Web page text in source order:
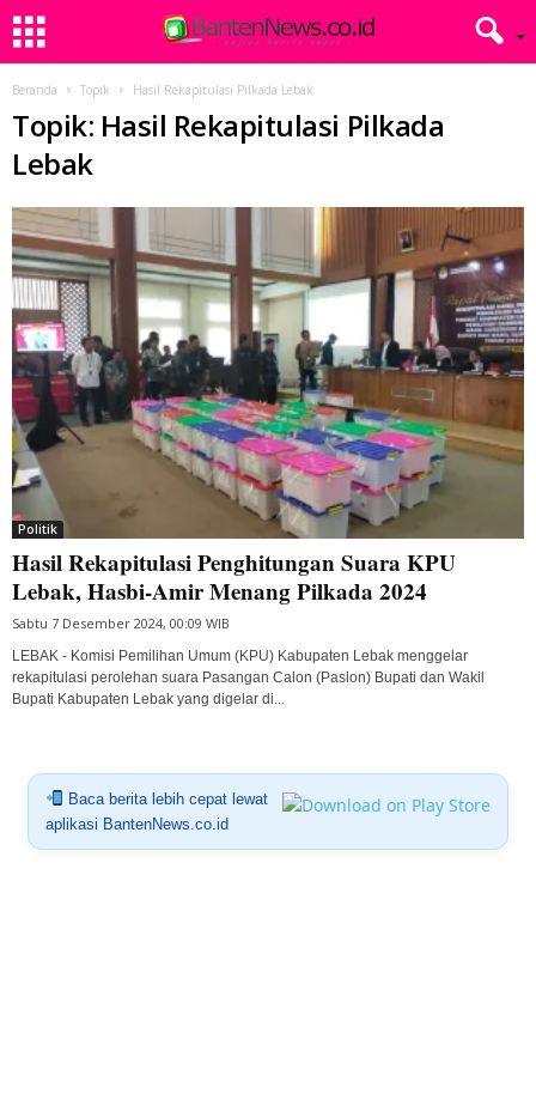
Beranda Topik Hasil Rekapitulasi Pilkada Lebak
Topik: Hasil Rekapitulasi Pilkada
Lebak
Politik
Hasil Rekapitulasi Penghitungan Suara KPU
Lebak, Hasbi-Amir Menang Pilkada 2024
Sabtu 7 Desember 2024, 00:09 WIB
LEBAK - Komisi Pemilihan Umum (KPU) Kabupaten Lebak menggelar
rekapitulasi perolehan suara Pasangan Calon (Paslon) Bupati dan Wakil
Bupati Kabupaten Lebak yang digelar di...
Baca berita lebih cepat lewat
aplikasi BantenNews.co.id